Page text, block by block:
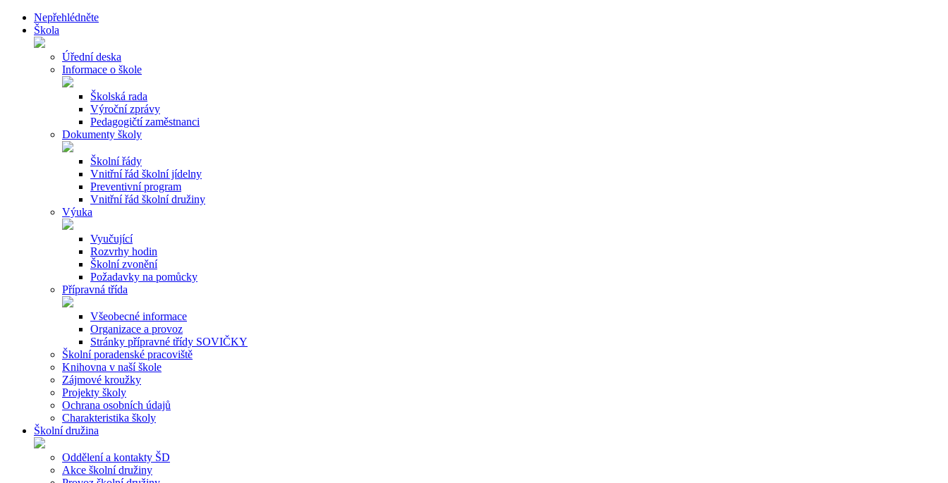
Nepřehlédněte
Škola
Úřední deska
Informace o škole
Školská rada
Výroční zprávy
Pedagogičtí zaměstnanci
Dokumenty školy
Školní řády
Vnitřní řád školní jídelny
Preventivní program
Vnitřní řád školní družiny
Výuka
Vyučující
Rozvrhy hodin
Školní zvonění
Požadavky na pomůcky
Přípravná třída
Všeobecné informace
Organizace a provoz
Stránky přípravné třídy SOVIČKY
Školní poradenské pracoviště
Knihovna v naší škole
Zájmové kroužky
Projekty školy
Ochrana osobních údajů
Charakteristika školy
Školní družina
Oddělení a kontakty ŠD
Akce školní družiny